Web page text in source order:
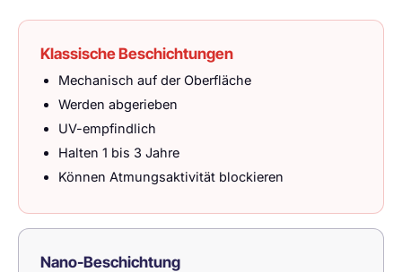
Klassische Beschichtungen
Mechanisch auf der Oberfläche
Werden abgerieben
UV-empfindlich
Halten 1 bis 3 Jahre
Können Atmungsaktivität blockieren
Nano-Beschichtung